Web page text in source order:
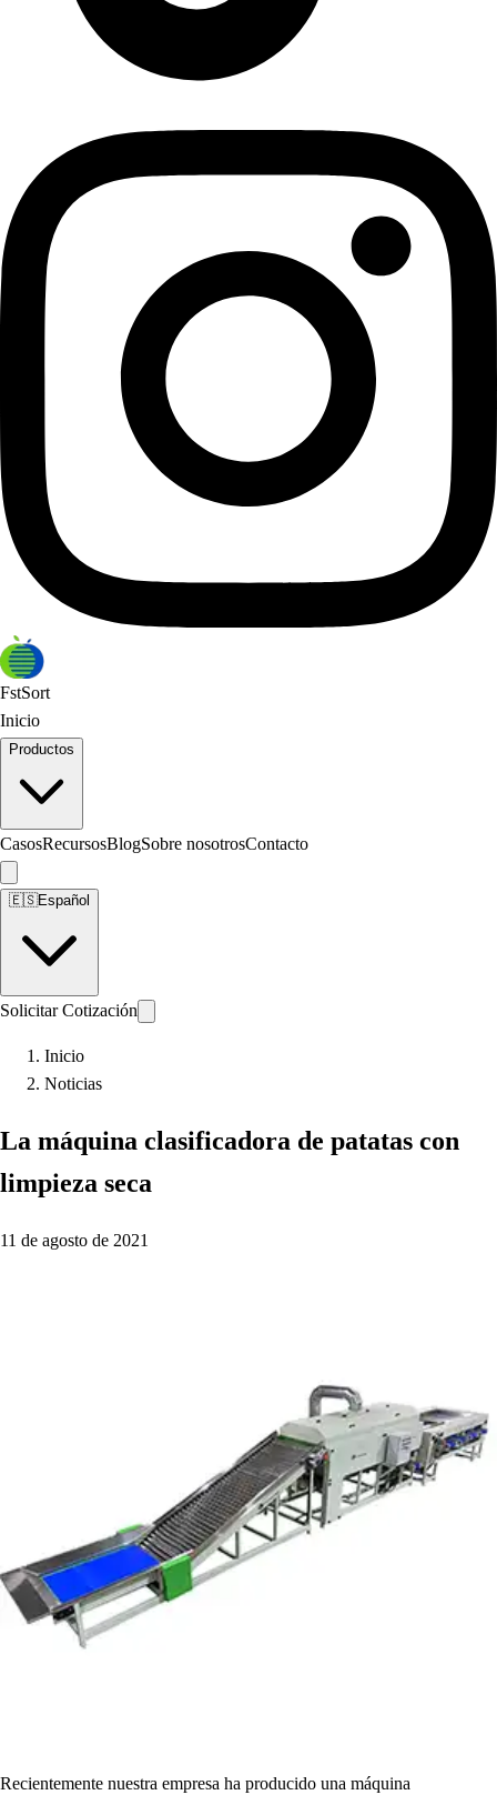
FstSort
Inicio
Productos
CasosRecursosBlogSobre nosotrosContacto
🇪🇸Español
Solicitar Cotización
Inicio
Noticias
La máquina clasificadora de patatas con
limpieza seca
11 de agosto de 2021
Recientemente nuestra empresa ha producido una máquina